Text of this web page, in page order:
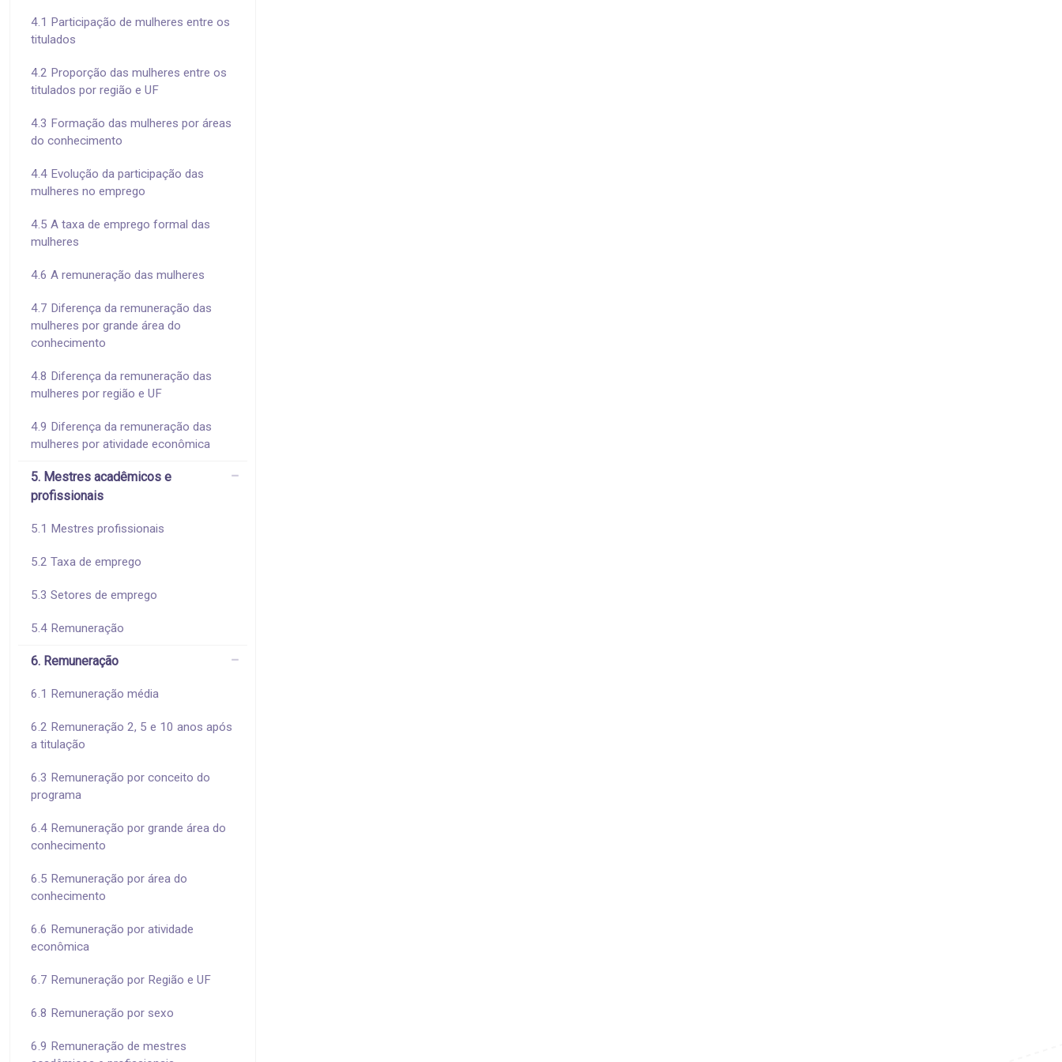
4.1 Participação de mulheres entre os
titulados
4.2 Proporção das mulheres entre os
titulados por região e UF
4.3 Formação das mulheres por áreas
do conhecimento
4.4 Evolução da participação das
mulheres no emprego
4.5 A taxa de emprego formal das
mulheres
4.6 A remuneração das mulheres
4.7 Diferença da remuneração das
mulheres por grande área do
conhecimento
4.8 Diferença da remuneração das
mulheres por região e UF
4.9 Diferença da remuneração das
mulheres por atividade econômica
5. Mestres acadêmicos e
profissionais
5.1 Mestres profissionais
5.2 Taxa de emprego
5.3 Setores de emprego
5.4 Remuneração
6. Remuneração
6.1 Remuneração média
6.2 Remuneração 2, 5 e 10 anos após
a titulação
6.3 Remuneração por conceito do
programa
6.4 Remuneração por grande área do
conhecimento
6.5 Remuneração por área do
conhecimento
6.6 Remuneração por atividade
econômica
6.7 Remuneração por Região e UF
6.8 Remuneração por sexo
6.9 Remuneração de mestres